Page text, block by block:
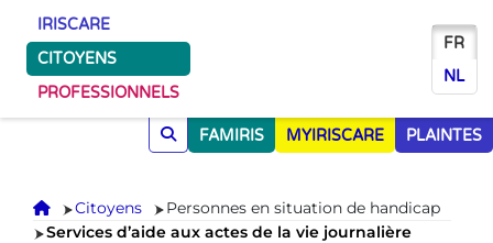
IRISCARE
CITOYENS
PROFESSIONNELS
FR
NL
FAMIRIS MYIRISCARE PLAINTES
Accueil
Citoyens
Personnes en situation de handicap
Services d’aide aux actes de la vie journalière